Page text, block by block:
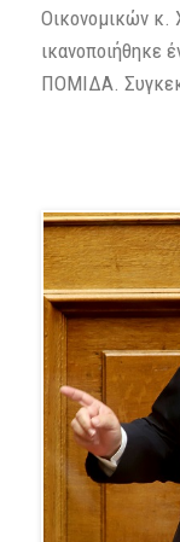
Οικονομικών κ.
ικανοποιήθηκε
ΠΟΜΙΔΑ.